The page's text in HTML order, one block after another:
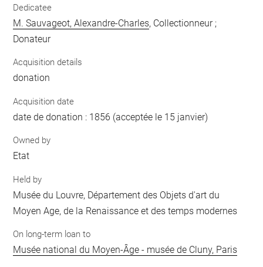
Dedicatee
M. Sauvageot, Alexandre-Charles, Collectionneur ;
Donateur
Acquisition details
donation
Acquisition date
date de donation : 1856 (acceptée le 15 janvier)
Owned by
Etat
Held by
Musée du Louvre, Département des Objets d'art du
Moyen Age, de la Renaissance et des temps modernes
On long-term loan to
Musée national du Moyen-Âge - musée de Cluny, Paris